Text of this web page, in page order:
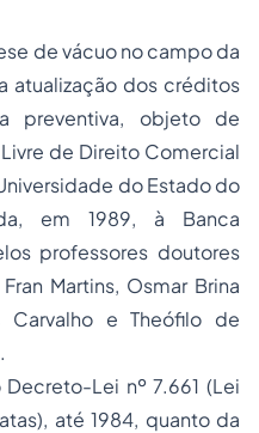
de vácuo no campo da
atualização dos créditos
preventiva, objeto de
de Direito Comercial
do Estado do
em 1989, à Banca
professores doutores
Martins, Osmar Brina
Carvalho e Theófilo de
Lei nº 7.661 (Lei
até 1984, quanto da